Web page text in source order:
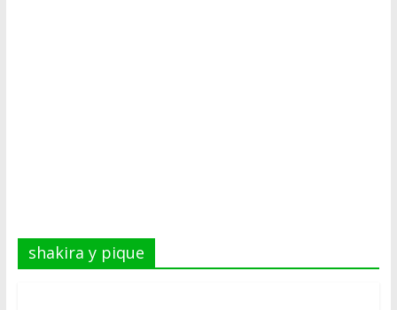
shakira y pique